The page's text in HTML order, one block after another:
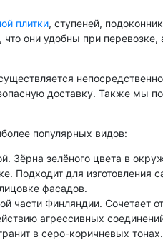
плитки, ступеней,
они удобны при
доставку. Также мы
популярных видов:
Зёрна зелёного цвета в
Подходит для изготовления
фасадов.
части Финляндии. Сочетает
агрессивных
в серо-коричневых